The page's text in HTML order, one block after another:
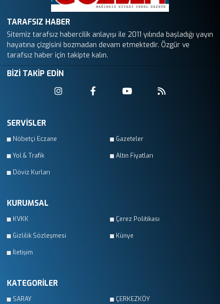
TARAFSIZ HABER
Sitemiz tarafsız habercilik anlayışı ile 2011 yılında başladığı yayın
hayatına çizgisini bozmadan devam etmektedir. Özgür ve
tarafsız haber için takipte kalın.
BİZİ TAKİP EDİN
SERVİSLER
Nöbetçi Eczane Gazeteler
Yol & Trafik Altın Fiyatları
Döviz Kurları
KURUMSAL
KVKK Çerez Politikası
Gizlilik Sözleşmesi Künye
İletişim
KATEGORİLER
SARAY ÇERKEZKÖY